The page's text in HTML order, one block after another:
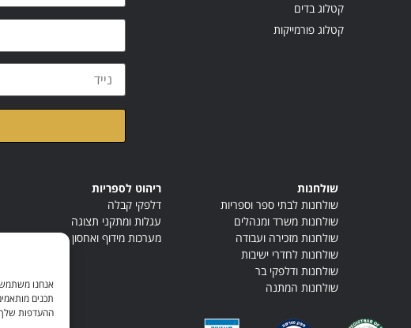
אנחנו
תכנים
ההעדפות שלך.
קטלוג בדים
קטלוג פורמייקות
שולחנות
שולחנות לבתי ספר וספריות
שולחנות משרד ומנהלים
שולחנות מזכירה ועבודה
שולחנות לחדרי ישיבות
שולחנות ודלפקי בר
שולחנות המתנה
ריהוט לספריות
דלפקי קבלה
עגלות ומתקני תצוגה
מערכות מידוף ואחסון